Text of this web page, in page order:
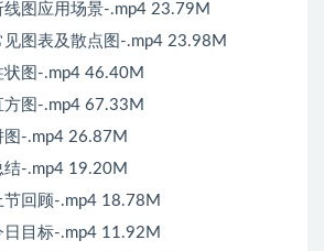
图应用场景-.mp4 23.79M
图表及散点图-.mp4 23.98M
图-.mp4 46.40M
图-.mp4 67.33M
-.mp4 26.87M
-.mp4 19.20M
回顾-.mp4 18.78M
目标-.mp4 11.92M